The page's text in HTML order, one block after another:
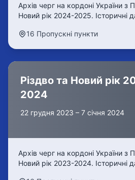
Архів черг на кордоні України з
Новий рік 2024-2025. Історичні
16 Пропускні пункти
Різдво та Новий рік
2024
22 грудня 2023 – 7 січня 2024
Архів черг на кордоні України з
Новий рік 2023-2024. Історичні